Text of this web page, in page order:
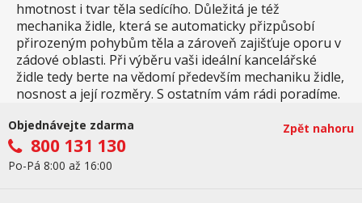
hmotnost i tvar těla sedícího. Důležitá je též
mechanika židle, která se automaticky přizpůsobí
přirozeným pohybům těla a zároveň zajišťuje oporu v
zádové oblasti. Při výběru vaši ideální kancelářské
židle tedy berte na vědomí především mechaniku židle,
nosnost a její rozměry. S ostatním vám rádi poradíme.
Objednávejte zdarma
800 131 130
Po-Pá 8:00 až 16:00
Zpět nahoru